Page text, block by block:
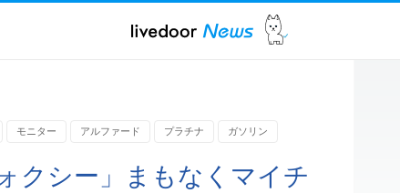
モニター アルファード プラチナ ガソリン
クシー」まもなくマイチ